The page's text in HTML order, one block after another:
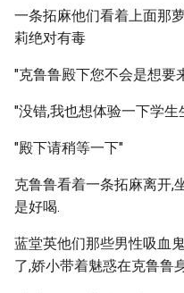
一条拓麻他们看着上面那
莉绝对有毒
"克鲁鲁殿下您不会是想要
"没错,我也想体验一下学生
"殿下请稍等一下"
克鲁鲁看着一条拓麻离开,
是好喝.
蓝堂英他们那些男性吸血
了,娇小带着魅惑在克鲁鲁